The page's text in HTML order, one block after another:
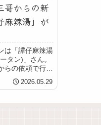
哥からの新
麻辣湯」が
は「譚仔麻辣湯
タン)」さん。
の依頼で行っ
哥 吉祥寺店」
店「譚仔麻辣
2026.05.29